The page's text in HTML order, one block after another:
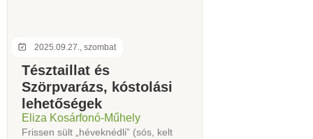
2025.09.27., szombat
Tésztaillat és
Szörpvarázs, kóstolási
lehetőségek
Eliza Kosárfonó-Műhely
Frissen sült „héveknédli” (sós, kelt